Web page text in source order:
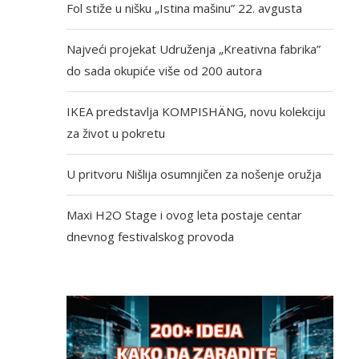
Fol stiže u nišku „Istina mašinu” 22. avgusta
Najveći projekat Udruženja „Kreativna fabrika”
do sada okupiće više od 200 autora
IKEA predstavlja KOMPISHÄNG, novu kolekciju
za život u pokretu
U pritvoru Nišlija osumnjičen za nošenje oružja
Maxi H2O Stage i ovog leta postaje centar
dnevnog festivalskog provoda